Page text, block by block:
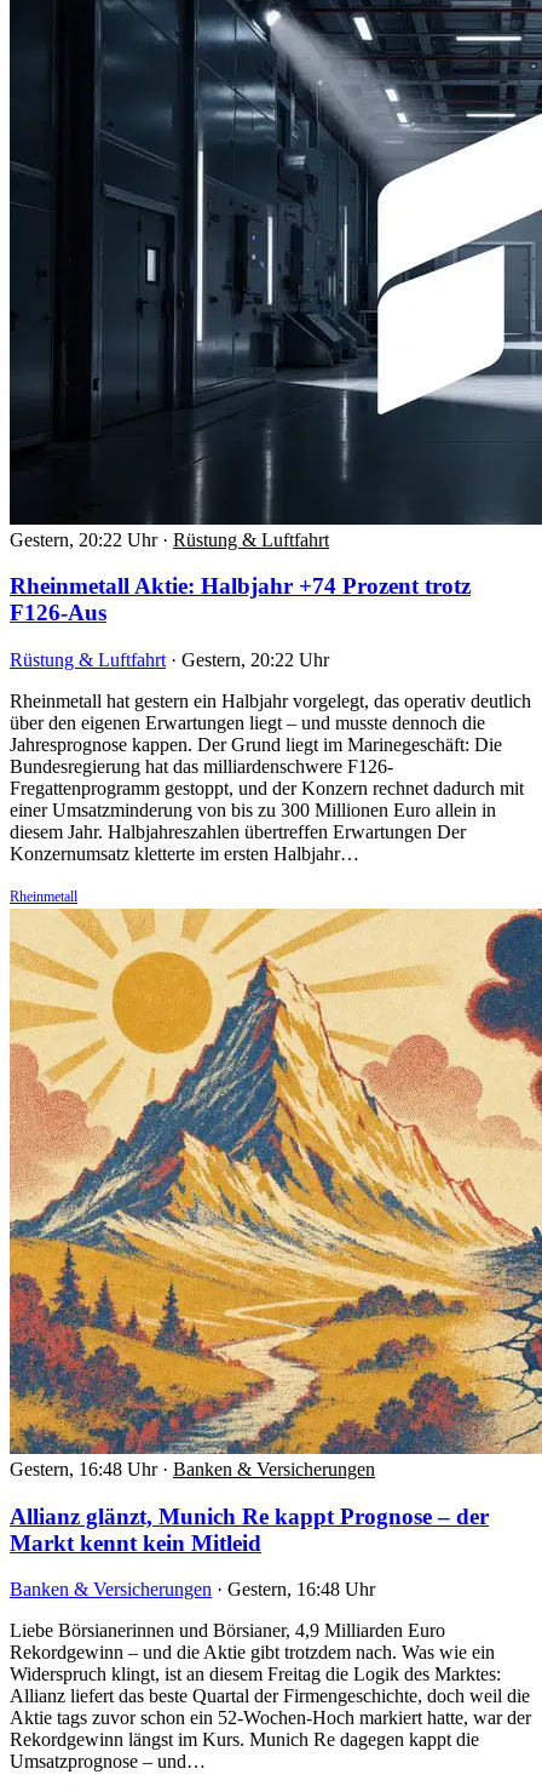
Gestern, 20:22 Uhr · Rüstung & Luftfahrt
Rheinmetall Aktie: Halbjahr +74 Prozent trotz
F126-Aus
Rüstung & Luftfahrt · Gestern, 20:22 Uhr
Rheinmetall hat gestern ein Halbjahr vorgelegt, das operativ deutlich
über den eigenen Erwartungen liegt – und musste dennoch die
Jahresprognose kappen. Der Grund liegt im Marinegeschäft: Die
Bundesregierung hat das milliardenschwere F126-
Fregattenprogramm gestoppt, und der Konzern rechnet dadurch mit
einer Umsatzminderung von bis zu 300 Millionen Euro allein in
diesem Jahr. Halbjahreszahlen übertreffen Erwartungen Der
Konzernumsatz kletterte im ersten Halbjahr…
Rheinmetall
Gestern, 16:48 Uhr · Banken & Versicherungen
Allianz glänzt, Munich Re kappt Prognose – der
Markt kennt kein Mitleid
Banken & Versicherungen · Gestern, 16:48 Uhr
Liebe Börsianerinnen und Börsianer, 4,9 Milliarden Euro
Rekordgewinn – und die Aktie gibt trotzdem nach. Was wie ein
Widerspruch klingt, ist an diesem Freitag die Logik des Marktes:
Allianz liefert das beste Quartal der Firmengeschichte, doch weil die
Aktie tags zuvor schon ein 52-Wochen-Hoch markiert hatte, war der
Rekordgewinn längst im Kurs. Munich Re dagegen kappt die
Umsatzprognose – und…